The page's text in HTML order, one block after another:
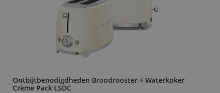
Ontbijtbenodigdheden Broodrooster + Waterkoker
Crème Pack LSDC